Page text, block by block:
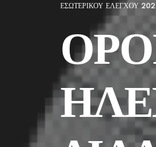
ΕΣΩΤΕΡΙΚΟΥ ΕΛΕΓΧΟΥ